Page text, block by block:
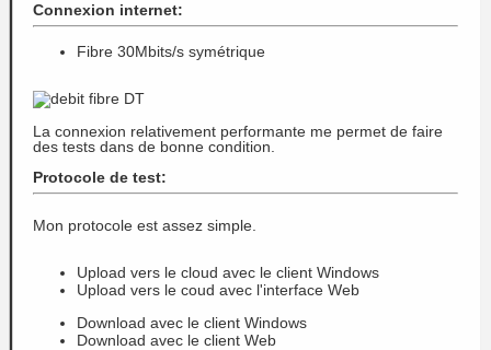
Connexion internet:
Fibre 30Mbits/s symétrique
La connexion relativement performante me permet de faire
des tests dans de bonne condition.
Protocole de test:
Mon protocole est assez simple.
Upload vers le cloud avec le client Windows
Upload vers le coud avec l'interface Web
Download avec le client Windows
Download avec le client Web